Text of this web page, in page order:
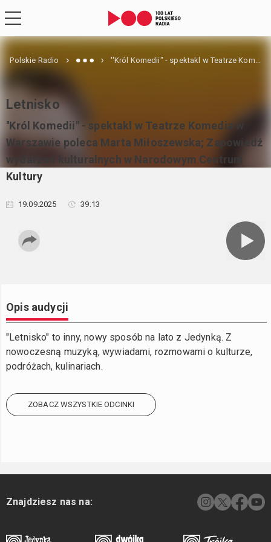
Polskie Radio ''Król Komedii" - spektakl w Teatrze Komedia w Warszawie poleca Marta Miłoszewska; Zapowiedź wydarzeń kulturalnych w Narodowym Centrum Kultury
Letnisko
''Król Komedii" - spektakl w Teatrze Komedia w
Warszawie poleca Marta Miłoszewska; Zapowiedź
wydarzeń kulturalnych w Narodowym Centrum
Kultury
19.09.2025 39:13
Opis audycji
"Letnisko" to inny, nowy sposób na lato z Jedynką. Z
nowoczesną muzyką, wywiadami, rozmowami o kulturze,
podróżach, kulinariach.
ZOBACZ WSZYSTKIE ODCINKI
Znajdziesz nas na: